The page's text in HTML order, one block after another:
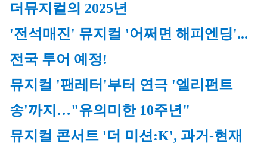
더뮤지컬의 2025년
'전석매진' 뮤지컬 '어쩌면 해피엔딩'...
전국 투어 예정!
뮤지컬 '팬레터'부터 연극 '엘리펀트
송'까지…"유의미한 10주년"
뮤지컬 콘서트 '더 미션:K', 과거-현재